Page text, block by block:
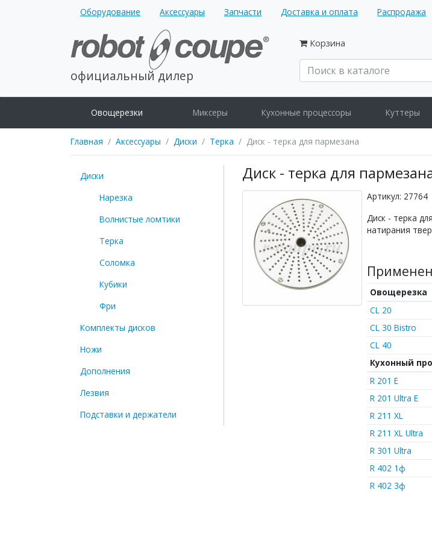
Оборудование Аксессуары Запчасти Доставка и оплата Распродажа
официальный дилер
Корзина
Овощерезки Миксеры Кухонные процессоры Куттеры
Главная Аксессуары Диски Терка Диск - терка для пармезана
Диски
Нарезка
Волнистые ломтики
Терка
Соломка
Кубики
Фри
Комплекты дисков
Ножи
Дополнения
Лезвия
Подставки и держатели
Диск - терка для
Артикул: 27764
Диск - терка
натирания
Овощерезка
CL 20
CL 30 Bistro
CL 40
Кухонный
R 201 E
R 201 Ultra E
R 211 XL
R 211 XL Ultra
R 301 Ultra
R 402 1ф
R 402 3ф